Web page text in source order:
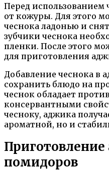
Перед использованием
от кожуры. Для этого
чеснока ладонью и
зубчики чеснока
пленки. После этого
для приготовления
Добавление чеснока в
сохранить блюдо на
чеснок обладает
консервантными
чесноку, аджика
ароматной, но и
помидоров